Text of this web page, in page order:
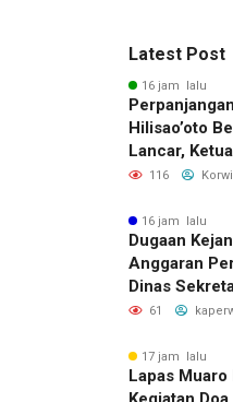
Latest Post
16 jam lalu
Hilisao’oto
Lancar,
Ada Kendala
116
16 jam lalu
Dugaan
Anggaran
Dinas
Bengkulu
61
17 jam lalu
Lapas